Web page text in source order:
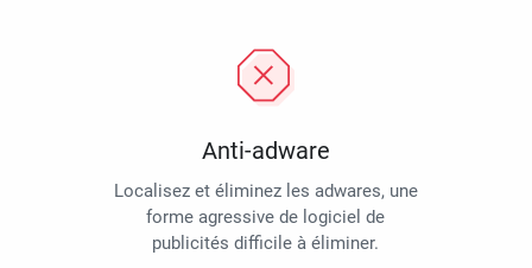
Anti-adware
Localisez et éliminez les adwares, une
forme agressive de logiciel de
publicités difficile à éliminer.